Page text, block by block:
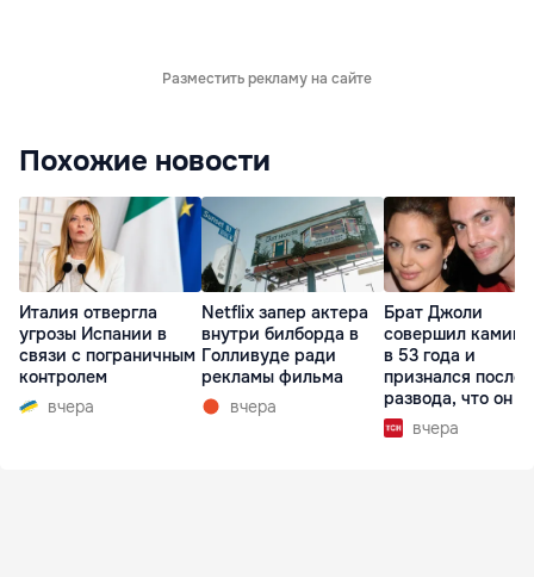
Разместить рекламу на сайте
Похожие новости
Италия отвергла
угрозы Испании в
связи с пограничным
контролем
вчера
Netflix запер актера
внутри билборда в
Голливуде ради
рекламы фильма
вчера
Брат Джоли
совершил
в 53 года и
признался после
развода, что он
вчера